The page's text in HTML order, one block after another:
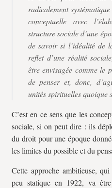
radicalement
conceptuelle avec
structure sociale d’une
de savoir si l’idéalité de
reflet d’une réalité
être envisagée comme le
de penser et, donc,
unités spirituelles quoique
C’est en ce sens que les
sociale, si on peut dire : ils
du droit pour une époque
les limites du possible et du
Cette approche ambitieuse,
peu statique en 1922, va